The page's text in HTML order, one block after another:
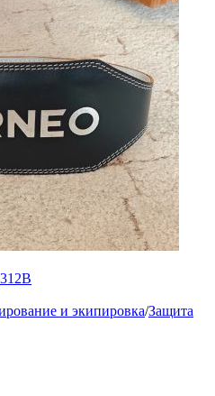
и экипировка/Защита